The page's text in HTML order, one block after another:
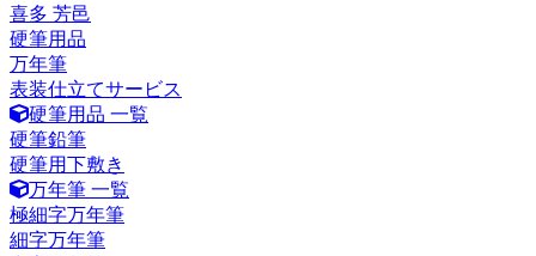
喜多 芳邑
硬筆用品
万年筆
表装仕立てサービス
硬筆用品 一覧
硬筆鉛筆
硬筆用下敷き
万年筆 一覧
極細字万年筆
細字万年筆